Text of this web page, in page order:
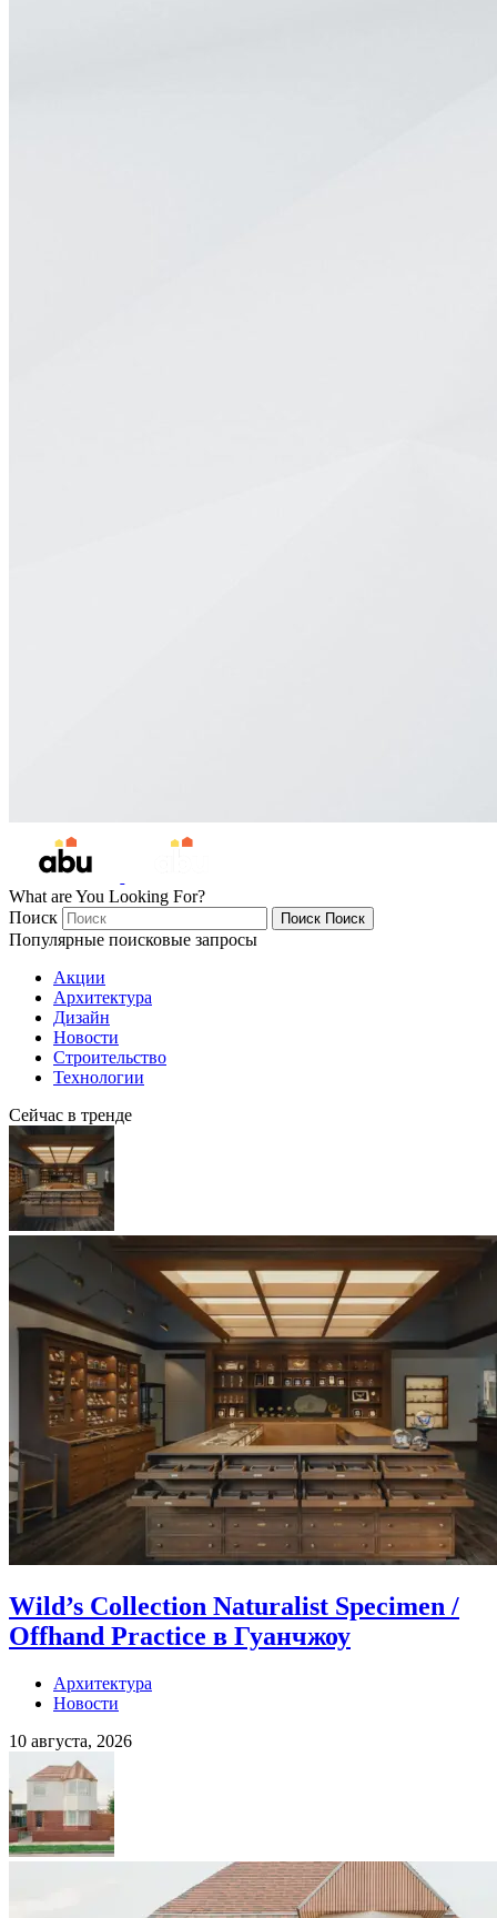
What are You Looking For?
Поиск
Поиск Поиск
Популярные поисковые запросы
Акции
Архитектура
Дизайн
Новости
Строительство
Технологии
Сейчас в тренде
Wild’s Collection Naturalist Specimen /
Offhand Practice в Гуанчжоу
Архитектура
Новости
10 августа, 2026